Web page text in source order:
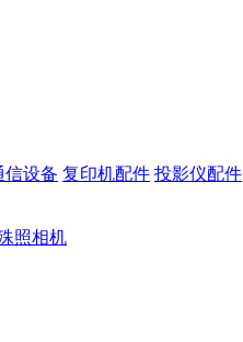
信设备 复印机配件 投影仪配件
照相机